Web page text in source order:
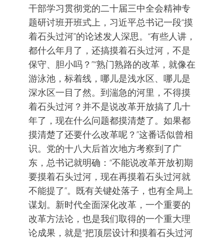
干部学习贯彻党的二十届三中全会精神专
题研讨班开班式上，习近平总书记一段“摸
着石头过河”的论述发人深思。“有些人讲，
都什么年月了，还搞摸着石头过河，不是
保守、胆小吗？”“熟门熟路的改革，就像在
游泳池，标着线，哪儿是浅水区、哪儿是
深水区一目了然。到湍急的河里，不得摸
着石头过河？并不是说改革开放搞了几十
年了，现在什么问题都摸清楚了。如果都
摸清楚了还要什么改革呢？”这番话似曾相
识。党的十八大后首次地方考察到了广
东，总书记就明确：“不能说改革开放初期
要摸着石头过河，现在再摸着石头过河就
不能提了”。既有关键处落子，也有全局上
谋划。新时代全面深化改革，一个重要的
改革方法论，也是我们取得的一个重大理
论成果，就是“把顶层设计和摸着石头过河